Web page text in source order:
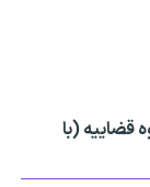
قضاییه (با